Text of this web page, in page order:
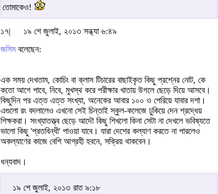
তোমাকেও!
১৭|
১৯ শে জুলাই, ২০১৩ সন্ধ্যা ৬:৪৯
জসিমবলেছেন:
এক সময় দেখতাম, কোচিং বা ক্লাস টিচারের বাছাইকৃত কিছু প্রশ্নের নোট, কে
কতো আগে পাবে, নিবে, মুখস্থ করে পরীক্ষার খাতায় উগলে ছেড়ে দিয়ে আসবে।
কিছুদিন পর এত্ত এত্ত সংখ্যা, অনেকের আবার ১০০ ও পেরিয়ে যাবার দশা।
এগুলো রং বদলালেও এখনো সেই চিন্তাই স্কুল-কলেজে ঢুকিয়ে দেন শ্রদ্ধেয়
শিক্ষকরা। সংখ্যাতত্ত্ব ছেড়ে আদৌ কিছু শিখলো কিনা সেটা না দেখলে ভবিষ্যতে
ভালো কিছু 'প্রতবিন্ধী' পাওয়া যাবে। যারা দেশের কল্যাণ করতে না পারলেও
অকল্যাণের কাজে বেশি আগ্রহী হবনে, সক্রিয় থাকবেন।
ধন্যবাদ।
১৯ শে জুলাই, ২০১৩ রাত ৯:১৮